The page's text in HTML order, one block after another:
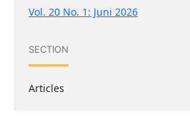
Vol. 20 No. 1: Juni 2026
SECTION
Articles